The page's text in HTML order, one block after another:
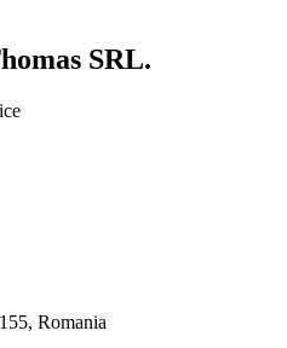
SRL.
Romania